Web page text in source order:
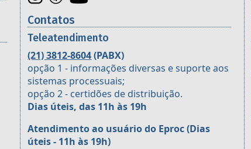
Contatos
Teleatendimento
(21) 3812-8604(PABX)
opção 1 - informações diversas e suporte aos
sistemas processuais;
opção 2 - certidões de distribuição.
Dias úteis, das 11h às 19h
Atendimento ao usuário do Eproc (Dias
úteis - 11h às 19h)